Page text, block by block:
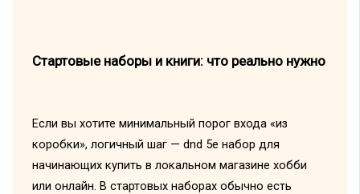
Стартовые наборы и книги: что реально нужно
Если вы хотите минимальный порог входа «из
коробки», логичный шаг — dnd 5e набор для
начинающих купить в локальном магазине хобби
или онлайн. В стартовых наборах обычно есть